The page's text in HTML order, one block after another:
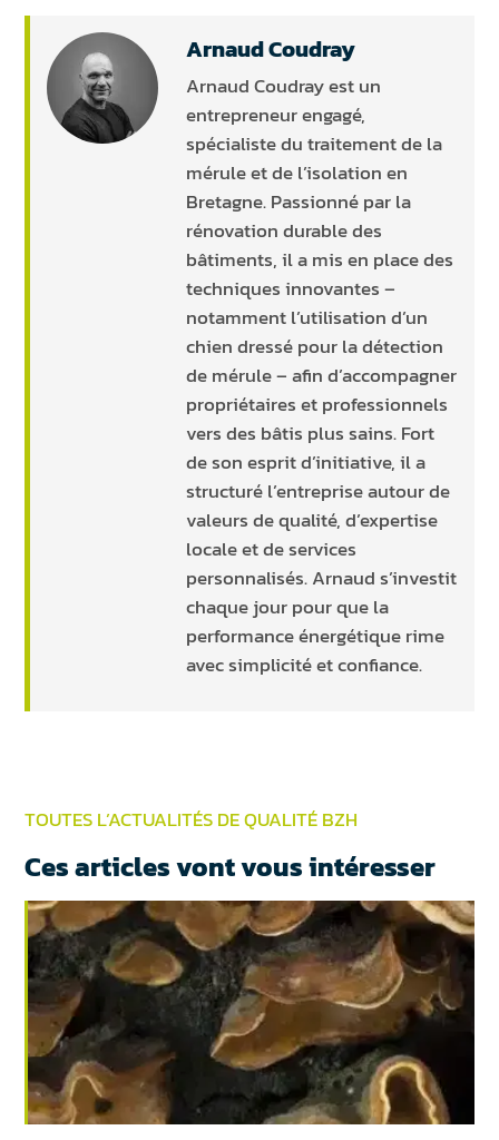
Arnaud Coudray
Arnaud Coudray est un
entrepreneur engagé,
spécialiste du traitement de la
mérule et de l’isolation en
Bretagne. Passionné par la
rénovation durable des
bâtiments, il a mis en place des
techniques innovantes –
notamment l’utilisation d’un
chien dressé pour la détection
de mérule – afin d’accompagner
propriétaires et professionnels
vers des bâtis plus sains. Fort
de son esprit d’initiative, il a
structuré l’entreprise autour de
valeurs de qualité, d’expertise
locale et de services
personnalisés. Arnaud s’investit
chaque jour pour que la
performance énergétique rime
avec simplicité et confiance.
TOUTES L’ACTUALITÉS DE QUALITÉ BZH
Ces articles vont vous intéresser